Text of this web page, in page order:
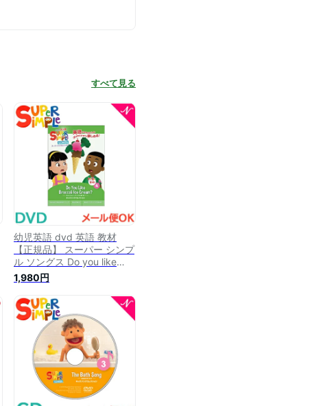
すべて見る
幼児英語 dvd 英語 教材
【正規品】 スーパー シンプ
ル ソングス Do you like
broccoli ice cream? ブロッ
コリーアイスは好き？ DVD
super simple songs キッズ
ソングコレクション 知育教
材 英語 dvd あす楽対応
1,980円